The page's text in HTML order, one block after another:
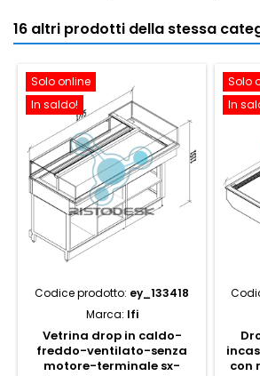
16 altri prodotti della stessa
Solo online
In saldo!
Codice prodotto: ey_133418
Marca: Ifi
Vetrina drop in caldo-
freddo-ventilato-senza
motore-terminale sx-
Solo
In
con